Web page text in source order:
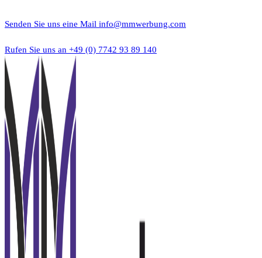
Inhalt
Senden Sie uns eine Mail info@mmwerbung.com
Rufen Sie uns an +49 (0) 7742 93 89 140